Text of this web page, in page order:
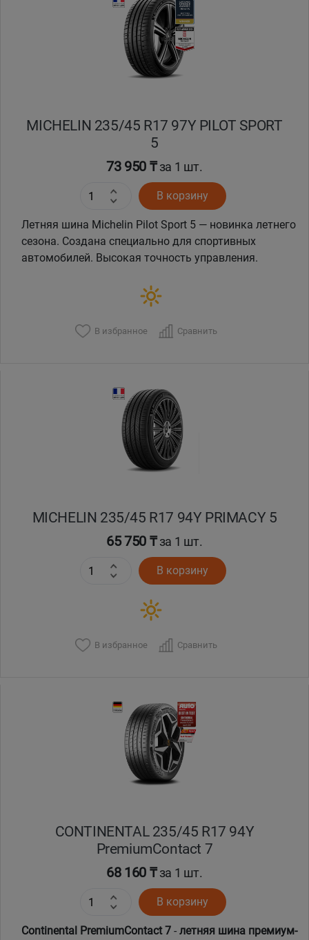
MICHELIN 235/45 R17 97Y PILOT SPORT
5
73 950 ₸за 1 шт.
В корзину
Летняя шина Michelin Pilot Sport 5 — новинка летнего
сезона. Создана специально для спортивных
автомобилей. Высокая точность управления.
В избранное Сравнить
MICHELIN 235/45 R17 94Y PRIMACY 5
65 750 ₸за 1 шт.
В корзину
В избранное Сравнить
CONTINENTAL 235/45 R17 94Y
PremiumContact 7
68 160 ₸за 1 шт.
В корзину
Continental PremiumContact 7 - летняя шина премиум-
Павлодар
Талдыкорган